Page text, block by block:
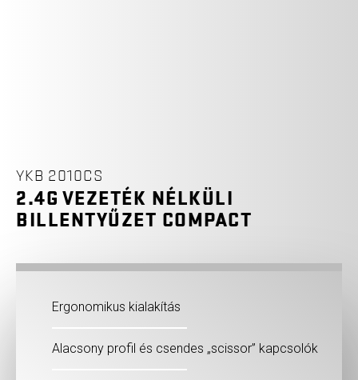
YKB 2010CS
2.4G VEZETÉK NÉLKÜLI
BILLENTYŰZET COMPACT
Ergonomikus kialakítás
Alacsony profil és csendes „scissor” kapcsolók